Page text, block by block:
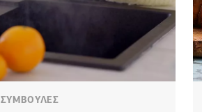
ΣΥΜΒΟΥΛΕΣ